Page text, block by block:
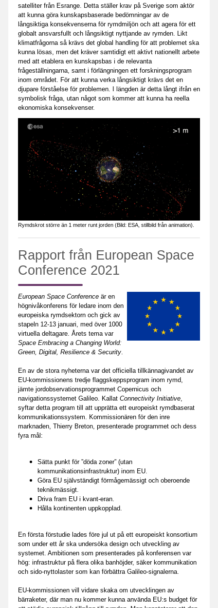
satelliter från Esrange. Detta ställer krav på Sverige som aktör
att kunna göra kunskapsbaserade bedömningar av de
långsiktiga konsekvenserna för rymdmiljön och att agera för ett
globalt ansvarsfullt och långsiktigt nyttjande av rymden. Likt
klimatfrågorna så krävs det global handling för att problemet ska
kunna lösas, men det kräver samtidigt ett aktivt nationellt arbete
med att etablera en kunskapsbas i de relevanta
frågeställningarna, samt i förlängningen ett forskningsprogram
inom området. För att kunna verka långsiktigt krävs det en
djupare förståelse för problemen. I längden är detta långt ifrån en
symbolisk fråga, utan något som kommer att kunna ha reella
ekonomiska konsekvenser.
Rymdskrot större än 1 meter runt jorden (Bild: ESA, stillbild från animation).
Rapport från European Space
Conference 2021
European Space Conference är en
högnivåkonferens för ledare inom den
europeiska rymdsektorn och gick av
stapeln 12-13 januari, med över 1000
virtuella deltagare. Årets tema var
Space Embracing a Changing World:
Green, Digital, Resilience & Security.
En av de stora nyheterna var det officiella tillkännagivandet av
EU-kommissionens tredje flaggskeppsprogram inom rymd,
jämte jordobservationsprogrammet Copernicus och
navigationssystemet Galileo. Kallat Connectivity Initiative,
syftar detta program till att upprätta ett europeiskt rymdbaserat
kommunikationssystem. Kommissionären för den inre
marknaden, Thierry Breton, presenterade programmet och dess
fyra mål:
Sätta punkt för ”döda zoner” (utan
kommunikationsinfrastruktur) inom EU.
Göra EU självständigt förmågemässigt och oberoende
teknikmässigt.
Driva fram EU i kvant-eran.
Hålla kontinenten uppkopplad.
En första förstudie lades före jul ut på ett europeiskt konsortium
som under ett år ska undersöka design och utveckling av
systemet. Ambitionen som presenterades på konferensen var
hög: infrastruktur på flera olika banhöjder, säker kommunikation
och sido-nyttolaster som kan förbättra Galileo-signalerna.
EU-kommissionen vill vidare skaka om utvecklingen av
bärraketer, där man nu kommer kunna använda EU:s budget för